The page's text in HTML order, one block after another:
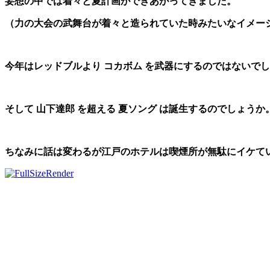
（力の大会の武舞台が着々と造られていた時みたいなイメー
今年はレッドブルより コカボム を武器にするのではないでし
そして 山下達郎 を超える 夏ソング は誕生するのでしょうか。
ちなみに話は変わるが江戸のホテルは喫煙所が無駄にイケて